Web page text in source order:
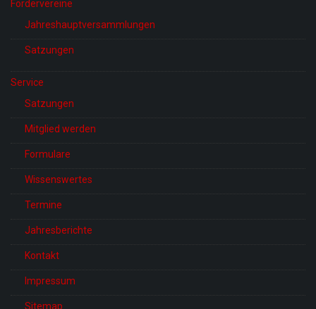
Fördervereine
Jahreshauptversammlungen
Satzungen
Service
Satzungen
Mitglied werden
Formulare
Wissenswertes
Termine
Jahresberichte
Kontakt
Impressum
Sitemap